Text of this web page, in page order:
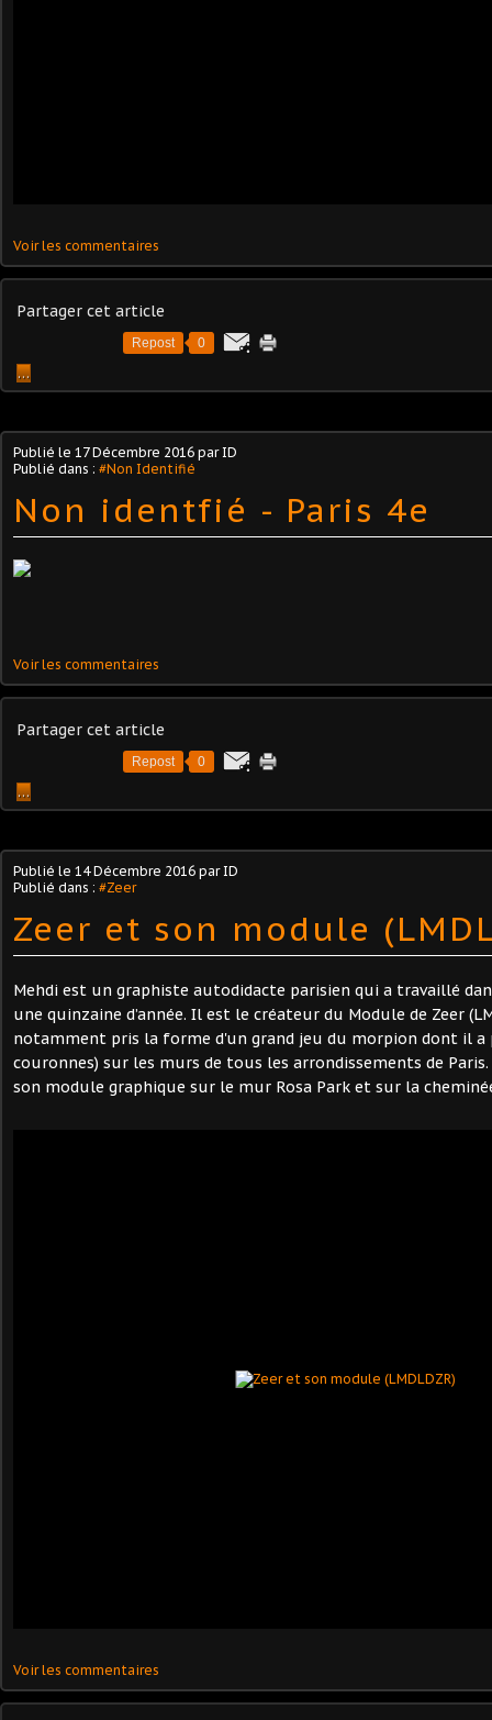
Voir les commentaires
Partager cet article
Repost 0
…
Publié le 17 Décembre 2016 par ID
Publié dans : #Non Identifié
Non identfié - Paris 4e
Voir les commentaires
Partager cet article
Repost 0
…
Publié le 14 Décembre 2016 par ID
Publié dans : #Zeer
Zeer et son module
Mehdi est un graphiste autodidacte parisien qui a travaillé
une quinzaine d’année. Il est le créateur du Module de Zeer
notamment pris la forme d'un grand jeu du morpion dont il a
couronnes) sur les murs de tous les arrondissements de
son module graphique sur le mur Rosa Park et sur la
Voir les commentaires